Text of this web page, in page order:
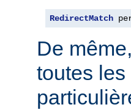
RedirectMatch
De
toutes